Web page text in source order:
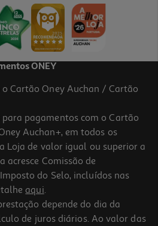
5.0 (1)
Decorado Porcelana Ø24.3cm
Branco Porcelana Ø19cm
ONEY
Cartão Oney Auchan / Cartão
pagamentos com o Cartão
Auchan+, em todos os
Loja de valor igual ou superior a
acresce Comissão de
do Selo, incluídos nas
aqui.
depende do dia da
de juros diários. Ao valor das